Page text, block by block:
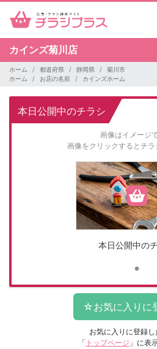
カインズ菊川店
ホーム 都道府県 静岡県
菊川市
ホーム
お店の名前 カインズホーム
本日公開中のチラシ
画像はイメージで
画像をクリックするとチラ
本日公開中の
お気に入りに登録し
「 トップページ 」に表